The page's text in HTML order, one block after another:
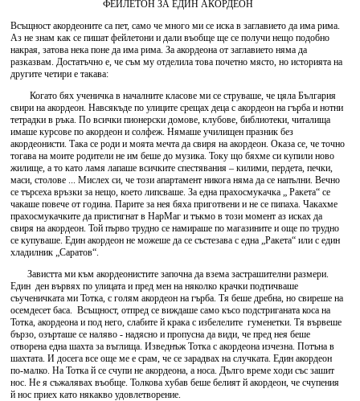
ФЕЙЛЕТОН ЗА ЕДИН АКОРДЕОН
Всъщност акордеоните са пет, само че много ми се иска в заглавието да има рима.
Аз не знам как се пишат фейлетони и дали въобще ще се получи нещо подобно
накрая, затова нека поне да има рима. За акордеона от заглавието няма да
разказвам. Достатъчно е, че съм му отделила това почетно място, но историята на
другите четири е такава:
Когато бях ученичка в началните класове ми се струваше, че цяла България
свири на акордеон. Навсякъде по улиците срещах деца с акордеон на гърба и нотни
тетрадки в ръка. По всички пионерски домове, клубове, библиотеки, читалища
имаше курсове по акордеон и солфеж. Нямаше училищен празник без
акордеонисти. Така се роди и моята мечта да свиря на акордеон. Оказа се, че точно
тогава на моите родители не им беше до музика. Току що бяхме си купили ново
жилище, а то като ламя лапаше всичките спестявания – килими, пердета, печки,
маси, столове ... Мислех си, че този апартамент никога няма да се напълни. Вечно
се търсеха връзки за нещо, което липсваше. За една прахосмукачка „ Ракета“ се
чакаше повече от година. Парите за нея бяха приготвени и не се пипаха. Чакахме
прахосмукачките да пристигнат в НарМаг и тъкмо в този момент аз исках да
свиря на акордеон. Той първо трудно се намираше по магазините и още по трудно
се купуваше. Един акордеон не можеше да се състезава с една „Ракета“ или с един
хладилник „Саратов“.
Завистта ми към акордеонистите започна да взема застрашителни размери.
Един ден вървях по улицата и пред мен на няколко крачки подтичваше
съученичката ми Тотка, с голям акордеон на гърба. Тя беше дребна, но свиреше на
осемдесет баса. Всъщност, отпред се виждаше само късо подстриганата коса на
Тотка, акордеона и под него, слабите й крака с избелелите гуменетки. Тя вървеше
бързо, озърташе се наляво - надясно и пропусна да види, че пред нея беше
отворена една шахта за въглища. Изведнъж Тотка с акордеона изчезна. Потъна в
шахтата. И досега все още ме е срам, че се зарадвах на случката. Един акордеон
по-малко. На Тотка й се счупи не акордеона, а носа. Дълго време ходи със зашит
нос. Не я съжалявах въобще. Толкова хубав беше белият й акордеон, че счупения
й нос приех като някакво удовлетворение.